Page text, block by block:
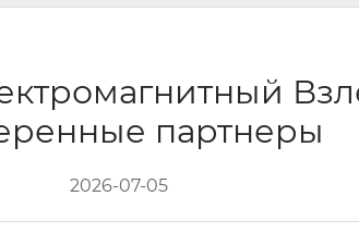
партнеры
2026-07-05